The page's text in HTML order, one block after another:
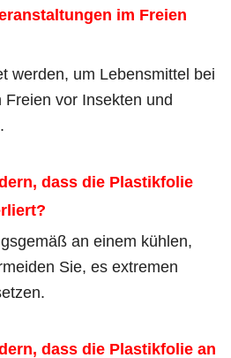
im Freien
werden, um Lebensmittel bei
vor Insekten und
dass die Plastikfolie
an einem kühlen,
Sie, es extremen
dass die Plastikfolie an